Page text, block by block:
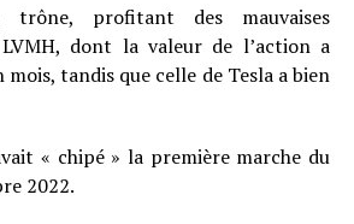
profitant des mauvaises
dont la valeur de l’action a
mois, tandis que celle de Tesla a bien
« chipé » la première marche du
2022.